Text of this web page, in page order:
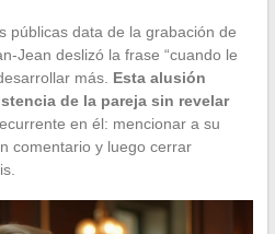
públicas data de la grabación de
Jean deslizó la frase “cuando le
más. Esta alusión
de la pareja sin revelar
en él: mencionar a su
comentario y luego cerrar